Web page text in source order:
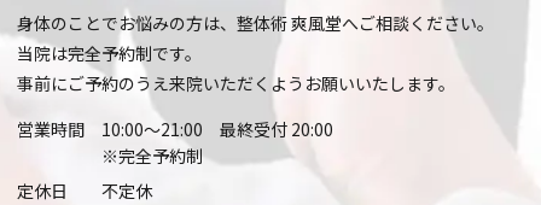
身体のことでお悩みの方は、整体術 爽風堂へご相談ください。
当院は完全予約制です。
事前にご予約のうえ来院いただくようお願いいたします。
営業時間
10:00～21:00 最終受付 20:00
※完全予約制
定休日
不定休